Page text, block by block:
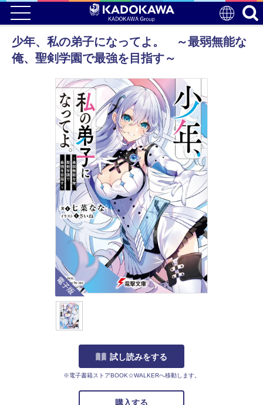
少年、私の弟子になってよ。 ～最弱無能な
俺、聖剣学園で最強を目指す～
電子版
試し読みをする
※電子書籍ストアBOOK☆WALKERへ移動します。
購入する